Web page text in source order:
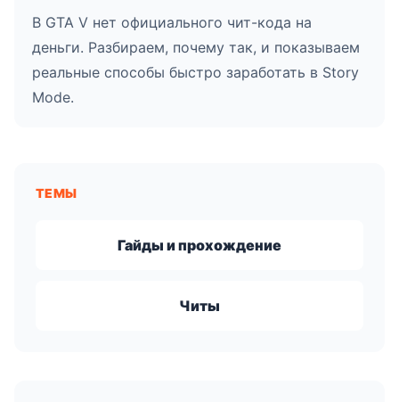
В GTA V нет официального чит-кода на
деньги. Разбираем, почему так, и показываем
реальные способы быстро заработать в Story
Mode.
ТЕМЫ
Гайды и прохождение
Читы